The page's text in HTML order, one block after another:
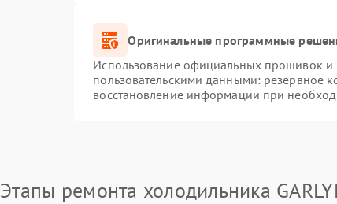
Оригинальные программные
Использование официальных прошивок и
пользовательскими данными: резервное
восстановление информации при
Этапы ремонта холодильника